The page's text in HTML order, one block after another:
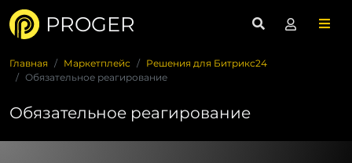
PROGER
Главная Маркетплейс
Решения для Битрикс24
Обязательное реагирование
Обязательное реагирование